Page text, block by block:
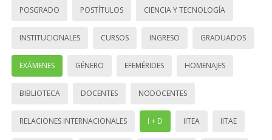
POSGRADO POSTÍTULOS CIENCIA Y TECNOLOGÍA
INSTITUCIONALES CURSOS INGRESO GRADUADOS
EXÁMENES GÉNERO EFEMÉRIDES HOMENAJES
BIBLIOTECA DOCENTES NODOCENTES
RELACIONES INTERNACIONALES I + D IITEA IITAE